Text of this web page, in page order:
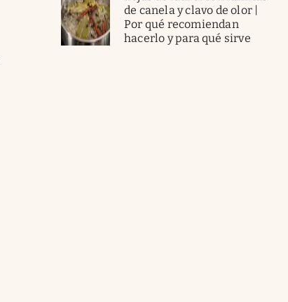
de canela y clavo de olor |
Por qué recomiendan
hacerlo y para qué sirve